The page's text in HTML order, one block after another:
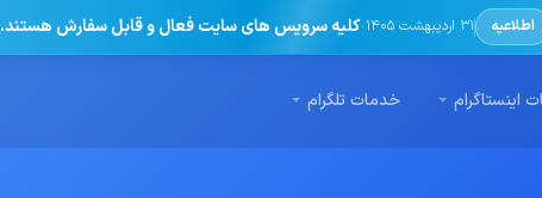
اطلاعیه 31 اردیبهشت 1405 ·کلیه سرویس های سایت فعال و قابل سفارش هستند.
اینستاگرام خدمات تلگرام